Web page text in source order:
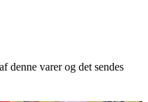
denne varer og det sendes